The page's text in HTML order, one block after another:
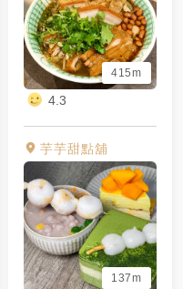
415m
4.3
芋芋甜點舖
137m